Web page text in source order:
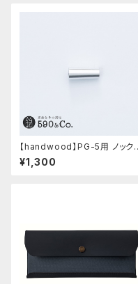
【handwood】PG-5用 ノック
カバー (超超ジュラルミン)
¥1,300